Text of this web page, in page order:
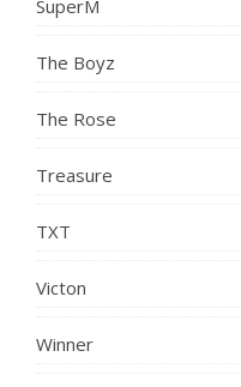
SuperM
The Boyz
The Rose
Treasure
TXT
Victon
Winner